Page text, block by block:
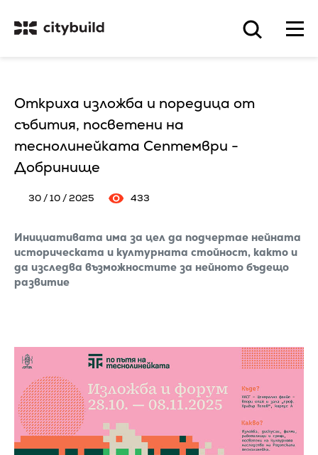
Откриха изложба и поредица от
събития, посветени на
теснолинейката Септември -
Добринище
30 / 10 / 2025 433
Инициативата има за цел да подчертае нейната
историческата и културната стойност, както и
да изследва възможностите за нейното бъдещо
развитие